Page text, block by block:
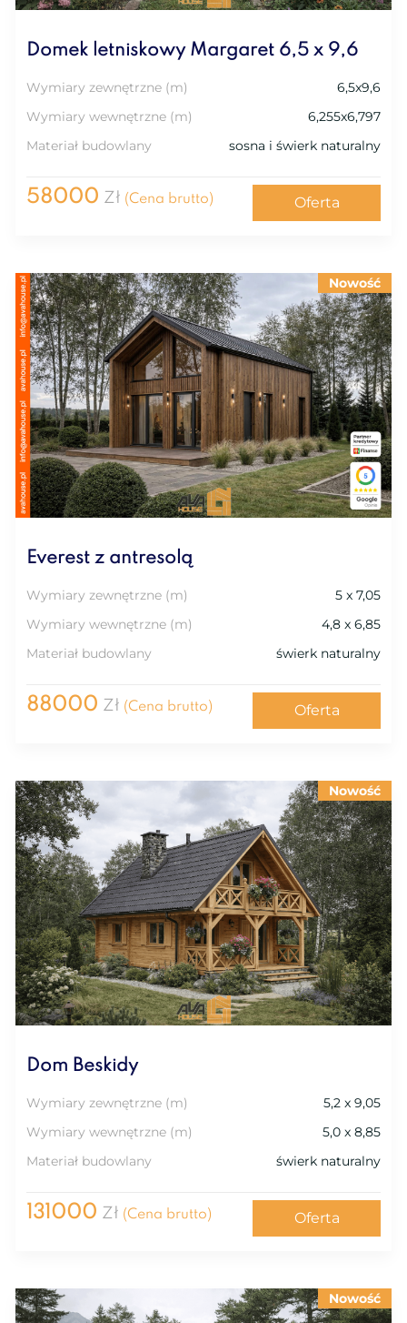
Domek letniskowy Margaret 6,5 x 9,6
Wymiary zewnętrzne (m)
6,5x9,6
Wymiary wewnętrzne (m)
6,255x6,797
Materiał budowlany
sosna i świerk naturalny
58000 Zł (Cena brutto) Oferta
Nowość
Everest z antresolą
Wymiary zewnętrzne (m)
5 x 7,05
Wymiary wewnętrzne (m)
4,8 x 6,85
Materiał budowlany
świerk naturalny
88000 Zł (Cena brutto) Oferta
Nowość
Dom Beskidy
Wymiary zewnętrzne (m)
5,2 x 9,05
Wymiary wewnętrzne (m)
5,0 x 8,85
Materiał budowlany
świerk naturalny
131000 Zł (Cena brutto) Oferta
Nowość